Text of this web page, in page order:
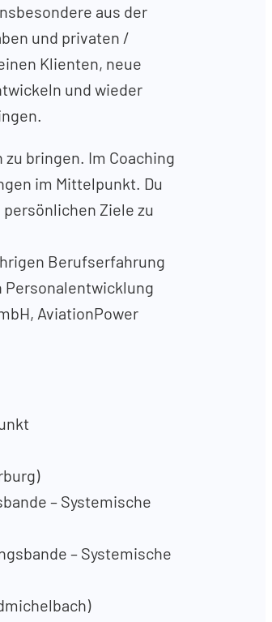
aus der
und privaten /
Klienten, neue
und wieder
bringen. Im Coaching
im Mittelpunkt. Du
Ziele zu
Berufserfahrung
Personalentwicklung
AviationPower
– Systemische
– Systemische